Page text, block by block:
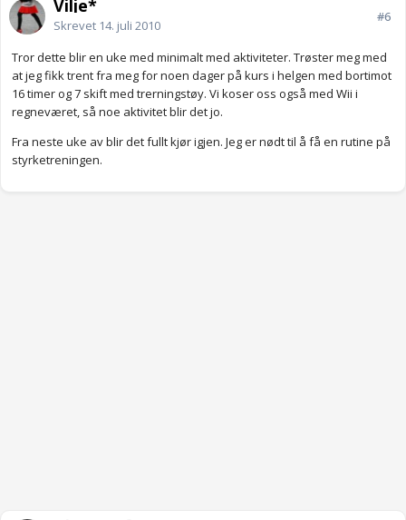
Vilje*
Skrevet 14. juli 2010
#6
Tror dette blir en uke med minimalt med aktiviteter. Trøster meg med
at jeg fikk trent fra meg for noen dager på kurs i helgen med bortimot
16 timer og 7 skift med trerningstøy. Vi koser oss også med Wii i
regneværet, så noe aktivitet blir det jo.
Fra neste uke av blir det fullt kjør igjen. Jeg er nødt til å få en rutine på
styrketreningen.